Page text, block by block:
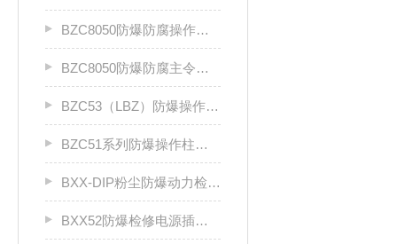
BZC8050防爆防腐操作柱（ⅡC级）
BZC8050防爆防腐主令控制器
BZC53（LBZ）防爆操作柱llC
BZC51系列防爆操作柱（Ⅱ B）LCZ
BXX-DIP粉尘防爆动力检修箱DIP A20
BXX52防爆检修电源插座箱ⅡB、ⅡC